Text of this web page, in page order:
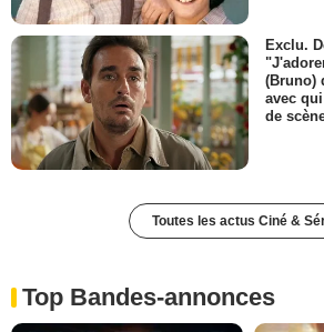
Exclu.
(Bruno)
avec
de
Toutes les actus Ciné &
Top Bandes-annonces